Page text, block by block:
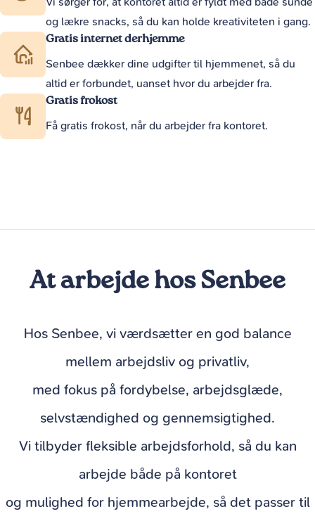
og lækre snacks, så du kan holde kreativiteten i gang.
Gratis internet derhjemme
Senbee dækker dine udgifter til hjemmenet, så du
altid er forbundet, uanset hvor du arbejder fra.
Gratis frokost
Få gratis frokost, når du arbejder fra kontoret.
At arbejde hos Senbee
Hos Senbee, vi værdsætter en god balance
mellem arbejdsliv og privatliv,
med fokus på fordybelse, arbejdsglæde,
selvstændighed og gennemsigtighed.
Vi tilbyder fleksible arbejdsforhold, så du kan
arbejde både på kontoret
og mulighed for hjemmearbejde, så det passer til